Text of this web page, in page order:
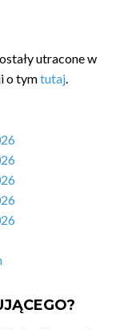
utracone w
o tymtutaj.